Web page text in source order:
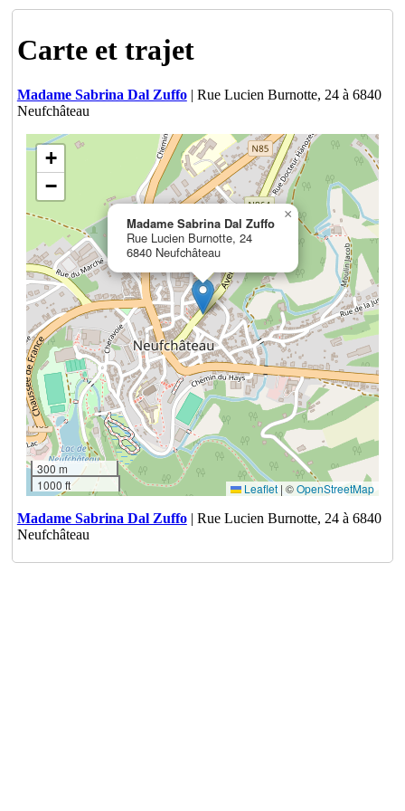
Carte et trajet
Madame Sabrina Dal Zuffo| Rue Lucien Burnotte, 24 à 6840
Neufchâteau
Madame Sabrina Dal Zuffo
Rue Lucien Burnotte, 24
6840 Neufchâteau
×
+
−
300 m
1000 ft
Leaflet | ©OpenStreetMap
Madame Sabrina Dal Zuffo| Rue Lucien Burnotte, 24 à 6840
Neufchâteau